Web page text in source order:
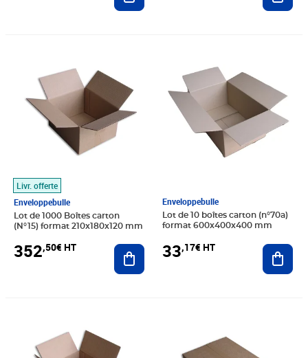
Livr. offerte
Enveloppebulle
Lot de 1000 Boîtes carton
(N°15) format 210x180x120 mm
352,50€ HT Ajouter au panier
Enveloppebulle
Lot de 10 boîtes carton (n°70a)
format 600x400x400 mm
33,17€ HT